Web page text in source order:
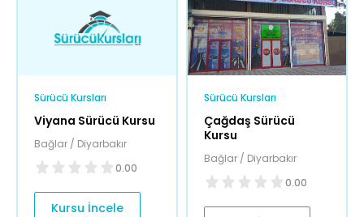
Sürücü Kursları
Viyana Sürücü Kursu
Bağlar / Diyarbakır
0.00
Kursu İncele
Sürücü Kursları
Çağdaş Sürücü
Kursu
Bağlar / Diyarbakır
0.00